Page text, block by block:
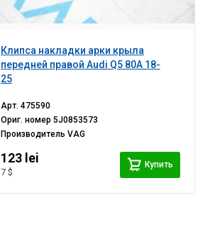
Клипса накладки арки крыла
передней правой Audi Q5 80A 18-
25
Арт. 475590
Ориг. номер 5J0853573
Производитель VAG
123 lei
7 $
Купить